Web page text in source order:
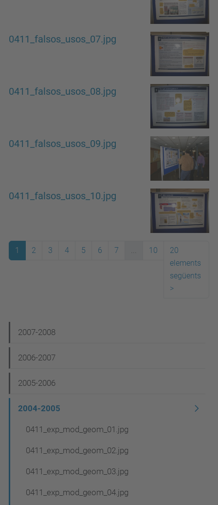
0411_falsos_usos_07.jpg
0411_falsos_usos_08.jpg
0411_falsos_usos_09.jpg
0411_falsos_usos_10.jpg
1 2 3 4 5 6 7 10
20
elements
següents
>
a
v
g
2007-2008
2006-2007
2005-2006
2004-2005
0411_exp_mod_geom_01.jpg
0411_exp_mod_geom_02.jpg
0411_exp_mod_geom_03.jpg
0411_exp_mod_geom_04.jpg